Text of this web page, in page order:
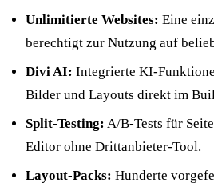
Unlimitierte Websites: Eine
berechtigt zur Nutzung auf
Divi AI: Integrierte KI-
Bilder und Layouts direkt im
Split-Testing: A/B-Tests für
Editor ohne Drittanbieter-Tool.
Layout-Packs: Hunderte